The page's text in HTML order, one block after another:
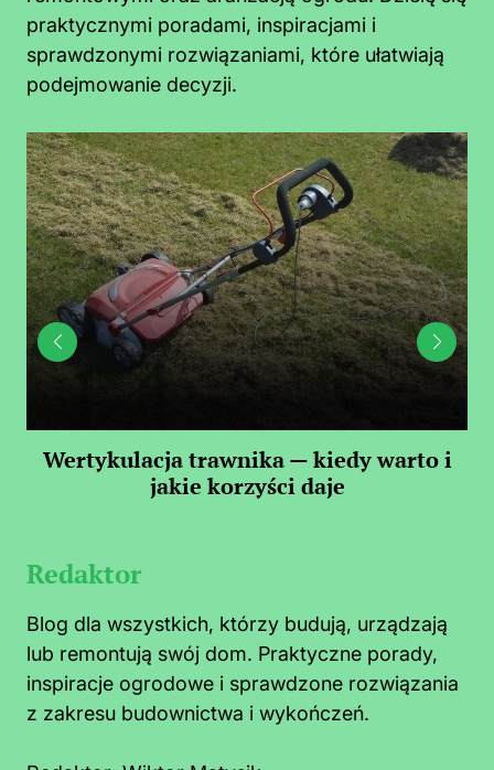
praktycznymi poradami, inspiracjami i
sprawdzonymi rozwiązaniami, które ułatwiają
podejmowanie decyzji.
Wertykulacja trawnika — kiedy warto i
jakie korzyści daje
Redaktor
Blog dla wszystkich, którzy budują, urządzają
lub remontują swój dom. Praktyczne porady,
inspiracje ogrodowe i sprawdzone rozwiązania
z zakresu budownictwa i wykończeń.